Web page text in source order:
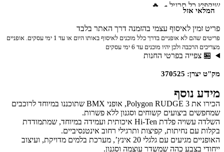
שיקפיץ כל תרגיל 🛹🔥
המלאי אזל
פריט זמין לאיסוף עצמי בהזמנה דרך האתר בלבד
פריטים שהם לא אופניים בדרך כלל מוכנים לאיסוף באותו היום או עד 1 ימי עסקים. אופניים
מצריכים הרכבה ולכן יהיו מוכנים עד 6 ימי עסקים
🏪 צפייה בפרטי החנות
מק"ט יצרן: 370525
מידע נוסף
הכירו את Polygon RUDGE 3, אופני BMX שתוכננו במיוחד לרוכבים
שמחפשים ביצועים קשוחים וסגנון ללא פשרות.
השלדה עשויה פלדת Hi-Ten איכותית ועמידה במיוחד, שמתמודדת
בקלות עם נחיתות, קפיצות ותרגילי רחוב אינטנסיביים.
האופניים מגיעים עם גלגלי 20 אינץ’, מערכת בלמים מדויקת, ועיצוב
ייחודי בצבע כהה שמשדר עוצמה וסגנון.